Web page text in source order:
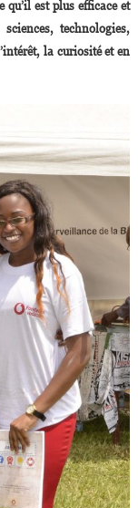
Difficiles
Sciences
qu’il est plus efficace et
technologies,
la curiosité et en